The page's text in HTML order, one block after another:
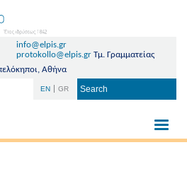
info@elpis.gr
protokollo@elpis.grΤμ. Γραμματείας
Αθήνα
EN GR